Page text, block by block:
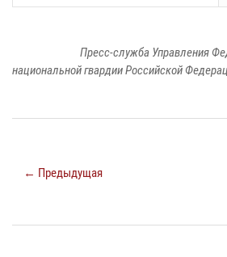
Пресс-служба Управления
национальной гвардии Российской
← Предыдущая